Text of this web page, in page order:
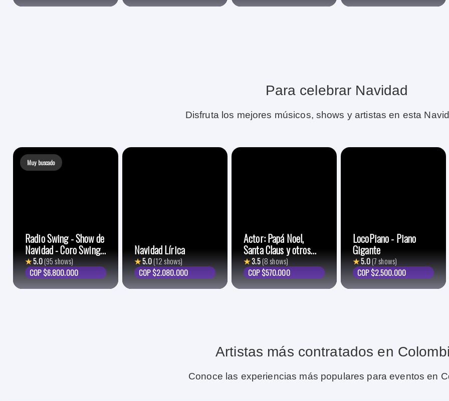
Para celebrar Navidad
Disfruta los mejores músicos, shows y artistas en esta
Muy buscado
Radio Swing - Show de
Navidad - Coro Swing
Choir
★5.0(95 shows)
COP $6.800.000
Navidad Lírica
★5.0(12 shows)
COP $2.080.000
Actor: Papá Noel,
Santa Claus y otros
personajes de Navidad
★3.5(8 shows)
COP $570.000
LocoPiano - Piano
Gigante
★5.0(7 shows)
COP $2.500.000
Artistas más contratados en
Conoce las experiencias más populares para eventos en